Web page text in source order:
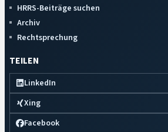
HRRS-Beiträge suchen
Archiv
Rechtsprechung
TEILEN
LinkedIn
Xing
Facebook